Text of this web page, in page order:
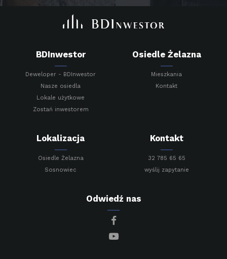
BDInwestor
Deweloper - BDInwestor
Nasze osiedla
Lokale użytkowe
Zostań inwestorem
Osiedle Żelazna
Mieszkania
Kontakt
Lokalizacja
Osiedle Żelazna
Sosnowiec
Kontakt
32 785 65 65
wyślij zapytanie
Odwiedź nas